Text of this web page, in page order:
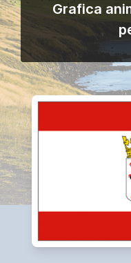
Grafica